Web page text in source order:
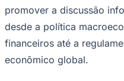
Competições de Futebol
Brasileirão Série A
Brasileirão Série B
Paulistão
Copa do Brasil
promover a discussão
desde a política
financeiros até a
econômico global.